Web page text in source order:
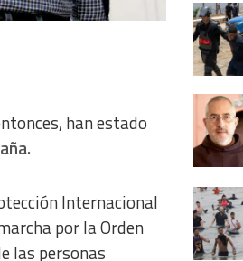
han estado
Internacional
por la Orden
las personas